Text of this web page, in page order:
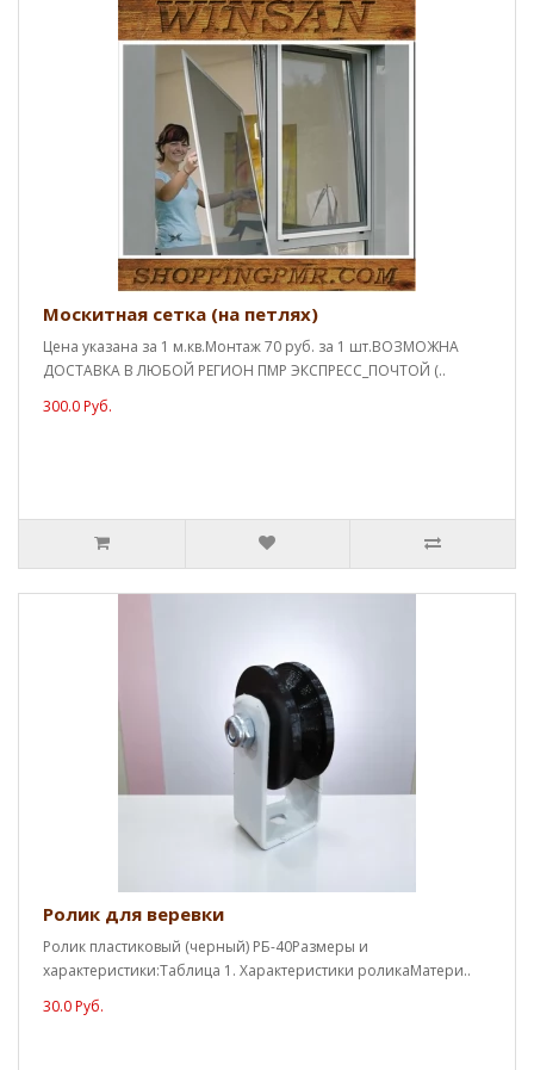
Москитная сетка (на петлях)
Цена указана за 1 м.кв.Монтаж 70 руб. за 1 шт.ВОЗМОЖНА
ДОСТАВКА В ЛЮБОЙ РЕГИОН ПМР ЭКСПРЕСС_ПОЧТОЙ (..
300.0 Руб.
Ролик для веревки
Ролик пластиковый (черный) РБ-40Размеры и
характеристики:Таблица 1. Характеристики роликаМатери..
30.0 Руб.